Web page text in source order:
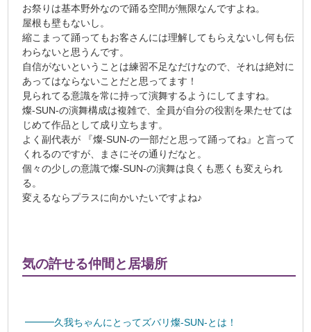
お祭りは基本野外なので踊る空間が無限なんですよね。
屋根も壁もないし。
縮こまって踊ってもお客さんには理解してもらえないし何も伝
わらないと思うんです。
自信がないということは練習不足なだけなので、それは絶対に
あってはならないことだと思ってます！
見られてる意識を常に持って演舞するようにしてますね。
燦-SUN-の演舞構成は複雑で、全員が自分の役割を果たせては
じめて作品として成り立ちます。
よく副代表が 『燦-SUN-の一部だと思って踊ってね』と言って
くれるのですが、まさにその通りだなと。
個々の少しの意識で燦-SUN-の演舞は良くも悪くも変えられ
る。
変えるならプラスに向かいたいですよね♪
気の許せる仲間と居場所
━━━久我ちゃんにとってズバリ燦-SUN-とは！